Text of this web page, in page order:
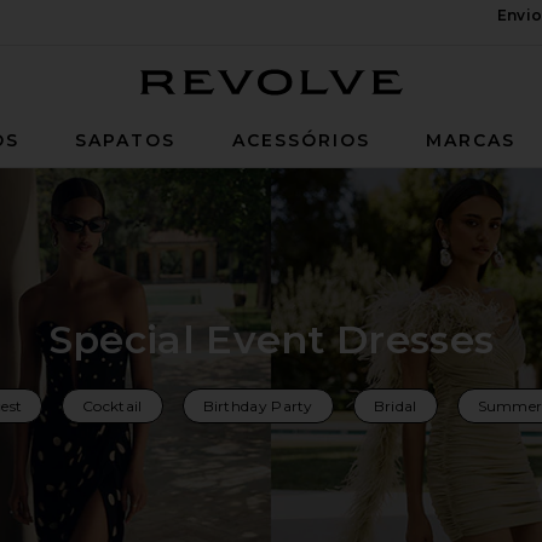
SAPATOS ACESSÓRIOS MARCAS
Special Event Dresses
Cocktail Birthday Party Bridal